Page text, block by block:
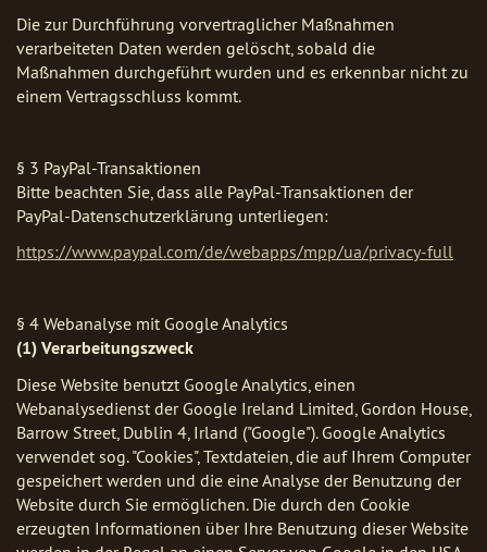
Die zur Durchführung vorvertraglicher Maßnahmen
verarbeiteten Daten werden gelöscht, sobald die
Maßnahmen durchgeführt wurden und es erkennbar nicht zu
einem Vertragsschluss kommt.
§ 3 PayPal-Transaktionen
Bitte beachten Sie, dass alle PayPal-Transaktionen der
PayPal-Datenschutzerklärung unterliegen:
https://www.paypal.com/de/webapps/mpp/ua/privacy-full
§ 4 Webanalyse mit Google Analytics
(1) Verarbeitungszweck
Diese Website benutzt Google Analytics, einen
Webanalysedienst der Google Ireland Limited, Gordon House,
Barrow Street, Dublin 4, Irland ("Google"). Google Analytics
verwendet sog. "Cookies", Textdateien, die auf Ihrem Computer
gespeichert werden und die eine Analyse der Benutzung der
Website durch Sie ermöglichen. Die durch den Cookie
erzeugten Informationen über Ihre Benutzung dieser Website